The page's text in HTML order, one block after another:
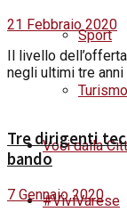
Sport
Turismo
Voci dalla
#ViviVarese
21 Febbraio 2020
Il livello
negli ultimi tre
Tre dirigenti
bando
7 Gennaio 2020